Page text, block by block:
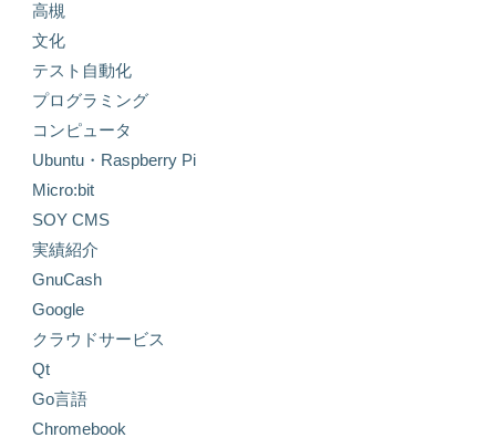
高槻
文化
テスト自動化
プログラミング
コンピュータ
Ubuntu・Raspberry Pi
Micro:bit
SOY CMS
実績紹介
GnuCash
Google
クラウドサービス
Qt
Go言語
Chromebook